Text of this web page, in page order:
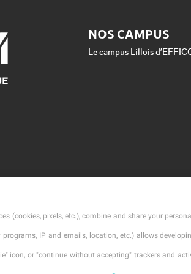
NOS CAMPUS
Le campus Lillois
(cookies, pixels, etc.), combine and share your
IP and emails, location, etc.) allows
icon, or "continue without accepting" trackers and